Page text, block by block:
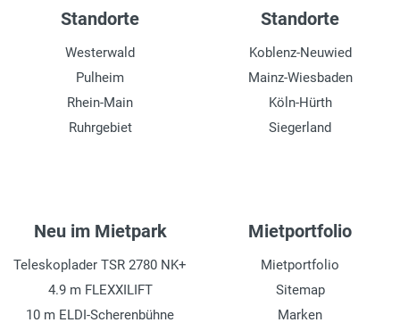
Standorte
Westerwald
Pulheim
Rhein-Main
Ruhrgebiet
Standorte
Koblenz-Neuwied
Mainz-Wiesbaden
Köln-Hürth
Siegerland
Neu im Mietpark
Teleskoplader TSR 2780 NK+
4.9 m FLEXXILIFT
10 m ELDI-Scherenbühne
Mietportfolio
Mietportfolio
Sitemap
Marken